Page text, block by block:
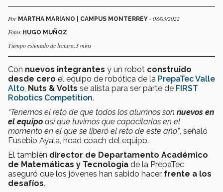
Por MARTHA MARIANO | CAMPUS MONTERREY - 08/03/2022
Fotos HUGO MUÑOZ
Tiempo estimado de lectura:3 mins
Con nuevos integrantes y un robot construido
desde cero el equipo de robótica de la PrepaTec Valle
Alto Nuts & Volts se alista para ser parte de FIRST
Robotics Competition.
“Tenemos el reto de que todos los alumnos son nuevos en
el equipo así que tuvimos que capacitarlos en el
momento en el que se liberó el reto de este año”, señaló
Eusebio Ayala, head coach del equipo.
El también director de Departamento Académico
de Matemáticas y Tecnología de la PrepaTec
aseguró que los jóvenes han sabido hacer frente a los
desafíos.